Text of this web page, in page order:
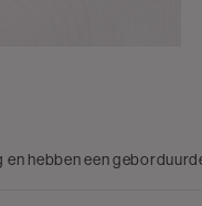
en hebben een